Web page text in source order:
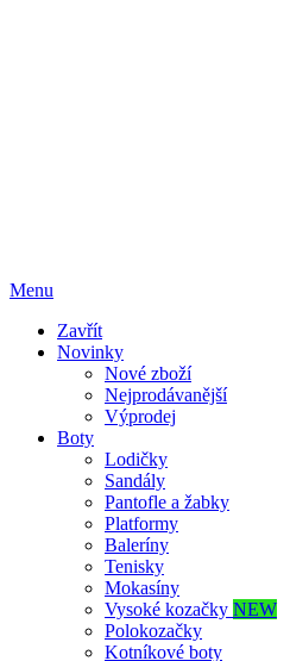
Menu
Zavřít
Novinky
Nové zboží
Nejprodávanější
Výprodej
Boty
Lodičky
Sandály
Pantofle a žabky
Platformy
Baleríny
Tenisky
Mokasíny
Vysoké kozačky NEW
Polokozačky
Kotníkové boty